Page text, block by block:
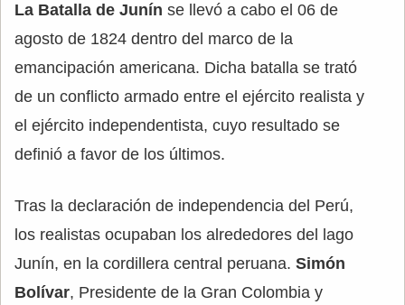
La Batalla de Junín se llevó a cabo el 06 de
agosto de 1824 dentro del marco de la
emancipación americana. Dicha batalla se trató
de un conflicto armado entre el ejército realista y
el ejército independentista, cuyo resultado se
definió a favor de los últimos.
Tras la declaración de independencia del Perú,
los realistas ocupaban los alrededores del lago
Junín, en la cordillera central peruana. Simón
Bolívar, Presidente de la Gran Colombia y